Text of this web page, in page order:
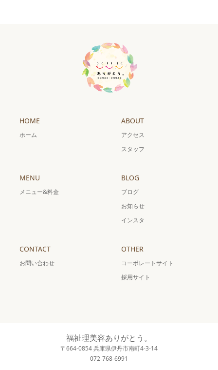
HOME
ホーム
ABOUT
アクセス
スタッフ
MENU
メニュー&料金
BLOG
ブログ
お知らせ
インスタ
CONTACT
お問い合わせ
OTHER
コーポレートサイト
採用サイト
福祉理美容ありがとう。
〒664-0854 兵庫県伊丹市南町4-3-14
072-768-6991